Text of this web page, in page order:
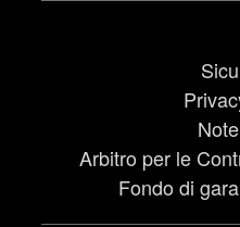
Arbitro per le
Fondo di